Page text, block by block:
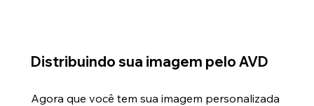
Distribuindo sua imagem pelo AVD
Agora que você tem sua imagem personalizada